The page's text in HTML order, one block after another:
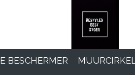
BESCHERMER